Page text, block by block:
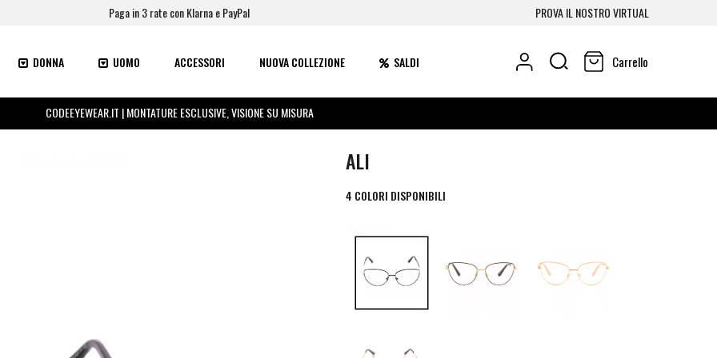
Paga in 3 rate con Klarna e PayPal PROVA IL NOSTRO VIRTUAL
DONNA UOMO ACCESSORI NUOVA COLLEZIONE SALDI Carrello
CODEEYEWEAR.IT | MONTATURE ESCLUSIVE, VISIONE SU MISURA
ALI
4 COLORI DISPONIBILI